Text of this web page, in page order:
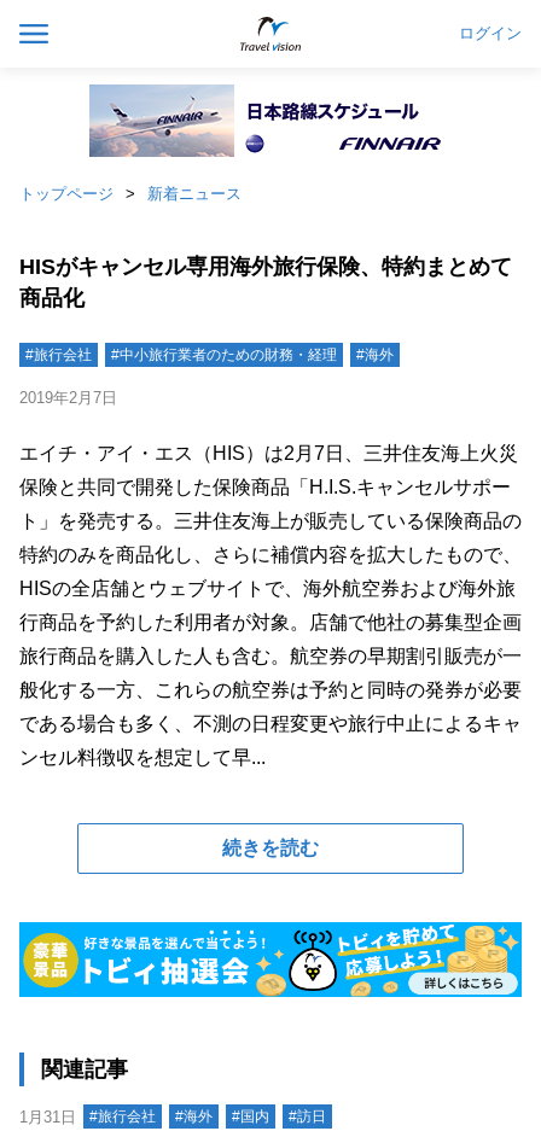
ログイン
トップページ 新着ニュース
HISがキャンセル専用海外旅行保険、特約まとめて
商品化
#旅行会社 #中小旅行業者のための財務・経理 #海外
2019年2月7日
エイチ・アイ・エス（HIS）は2月7日、三井住友海上火災
保険と共同で開発した保険商品「H.I.S.キャンセルサポー
ト」を発売する。三井住友海上が販売している保険商品の
特約のみを商品化し、さらに補償内容を拡大したもので、
HISの全店舗とウェブサイトで、海外航空券および海外旅
行商品を予約した利用者が対象。店舗で他社の募集型企画
旅行商品を購入した人も含む。航空券の早期割引販売が一
般化する一方、これらの航空券は予約と同時の発券が必要
である場合も多く、不測の日程変更や旅行中止によるキャ
ンセル料徴収を想定して早...
続きを読む
関連記事
1月31日 #旅行会社 #海外 #国内 #訪日